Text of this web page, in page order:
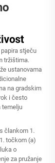
stječu
tržištima.
ustanovama
na gradskim
i često
temelju
člankom 1.
točkom (a)
o
za pružanje